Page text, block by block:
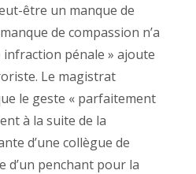
être un manque de
de compassion n’a
pénale » ajoute
Le magistrat
le geste « parfaitement
à la suite de la
d’une collègue de
d’un penchant pour la